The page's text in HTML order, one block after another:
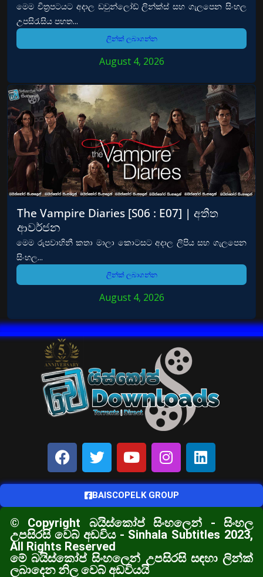
මෙම චිත්‍රපටයට අදාල ඩවුන්ලෝඩ් ලින්ක්ස් සහ ගැලපෙන සිංහල
උපසිරැසිය පහත...
ලින්ක් ලබාගන්න
August 4, 2026
The Vampire Diaries [S06 : E07] | අතීත
ආවර්ජන
මෙම රුපවාහිනී කතා මාලා කොටසට අදාල ලිපිය සහ ගැලපෙන
සිංහල...
ලින්ක් ලබාගන්න
August 4, 2026
BAISCOPELK GROUP
© Copyright බයිස්කෝප් සිංහලෙන් - සිංහල
උපසිරසි වෙබ් අඩවිය - Sinhala Subtitles 2023,
All Rights Reserved
මේ බයිස්කෝප් සිංහලෙන් උපසිරසි සඳහා ලින්ක්
ලබාදෙන නිල වෙබ් අඩවියයි